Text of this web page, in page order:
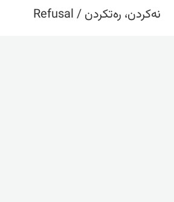
نەکردن، رەتکردن / Refusal